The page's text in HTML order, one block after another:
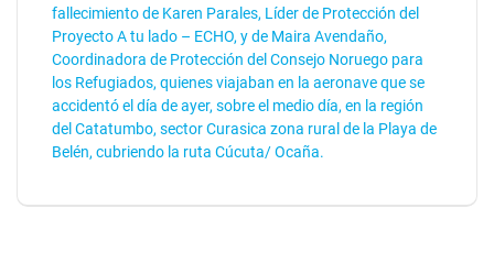
fallecimiento de Karen Parales, Líder de Protección del
Proyecto A tu lado – ECHO, y de Maira Avendaño,
Coordinadora de Protección del Consejo Noruego para
los Refugiados, quienes viajaban en la aeronave que se
accidentó el día de ayer, sobre el medio día, en la región
del Catatumbo, sector Curasica zona rural de la Playa de
Belén, cubriendo la ruta Cúcuta/ Ocaña.